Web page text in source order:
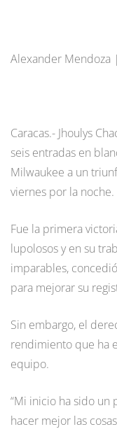
Alexander Mendoza
Caracas.- Jhoulys
seis entradas en
Milwaukee a un
viernes por la noche.
Fue la primera
lupolosos y en su
imparables,
para mejorar su
Sin embargo, el
rendimiento que ha
equipo.
“Mi inicio ha sido un
hacer mejor las